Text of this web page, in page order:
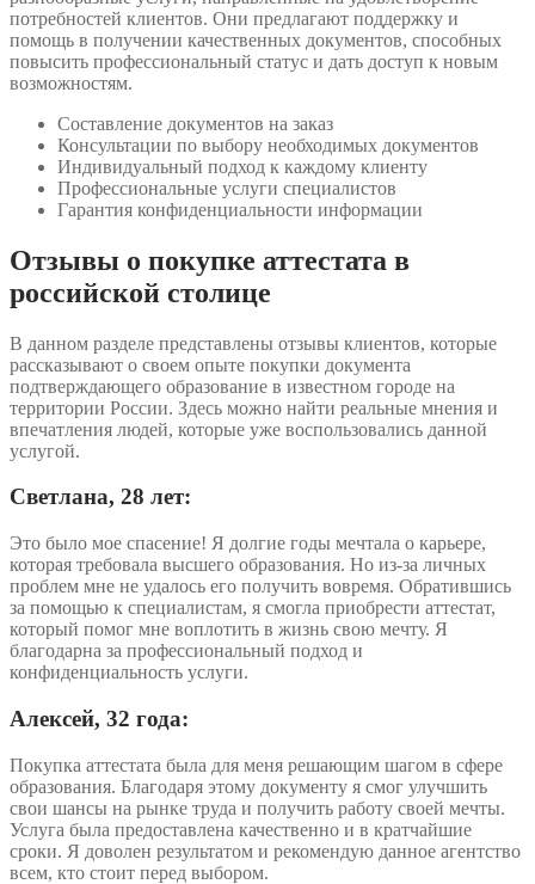
потребностей клиентов. Они предлагают поддержку и
помощь в получении качественных документов, способных
повысить профессиональный статус и дать доступ к новым
возможностям.
Составление документов на заказ
Консультации по выбору необходимых документов
Индивидуальный подход к каждому клиенту
Профессиональные услуги специалистов
Гарантия конфиденциальности информации
Отзывы о покупке аттестата в
российской столице
В данном разделе представлены отзывы клиентов, которые
рассказывают о своем опыте покупки документа
подтверждающего образование в известном городе на
территории России. Здесь можно найти реальные мнения и
впечатления людей, которые уже воспользовались данной
услугой.
Светлана, 28 лет:
Это было мое спасение! Я долгие годы мечтала о карьере,
которая требовала высшего образования. Но из-за личных
проблем мне не удалось его получить вовремя. Обратившись
за помощью к специалистам, я смогла приобрести аттестат,
который помог мне воплотить в жизнь свою мечту. Я
благодарна за профессиональный подход и
конфиденциальность услуги.
Алексей, 32 года:
Покупка аттестата была для меня решающим шагом в сфере
образования. Благодаря этому документу я смог улучшить
свои шансы на рынке труда и получить работу своей мечты.
Услуга была предоставлена качественно и в кратчайшие
сроки. Я доволен результатом и рекомендую данное агентство
всем, кто стоит перед выбором.